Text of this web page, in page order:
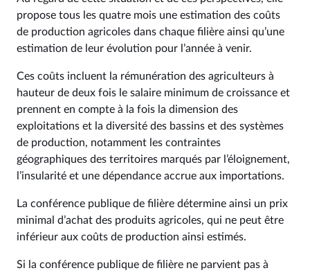
propose tous les quatre mois une estimation des coûts
de production agricoles dans chaque filière ainsi qu’une
estimation de leur évolution pour l’année à venir.
Ces coûts incluent la rémunération des agriculteurs à
hauteur de deux fois le salaire minimum de croissance et
prennent en compte à la fois la dimension des
exploitations et la diversité des bassins et des systèmes
de production, notamment les contraintes
géographiques des territoires marqués par l’éloignement,
l’insularité et une dépendance accrue aux importations.
La conférence publique de filière détermine ainsi un prix
minimal d’achat des produits agricoles, qui ne peut être
inférieur aux coûts de production ainsi estimés.
Si la conférence publique de filière ne parvient pas à